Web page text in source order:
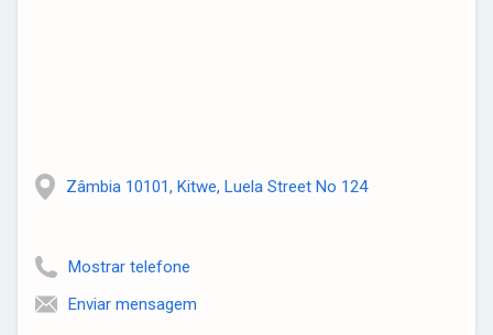
Zâmbia 10101, Kitwe, Luela Street No 124
Mostrar telefone
Enviar mensagem